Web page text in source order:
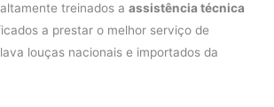
treinados aassistência técnica
a prestar o melhor serviço de
louças nacionais e importados da